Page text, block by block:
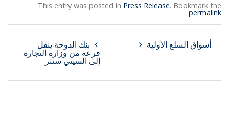
This entry was posted in Press Release. Bookmark the
permalink
.
بنك الدوحة ينقل
فرعه من وزارة التجارة
إلى السيتي سنتر
أسواق السلع الأولية